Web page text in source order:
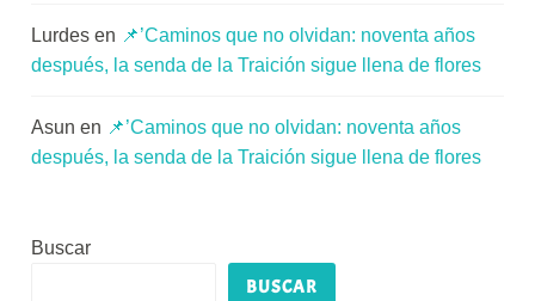
Lurdes en 📌’Caminos que no olvidan: noventa años
después, la senda de la Traición sigue llena de flores
Asun en 📌’Caminos que no olvidan: noventa años
después, la senda de la Traición sigue llena de flores
Buscar
BUSCAR